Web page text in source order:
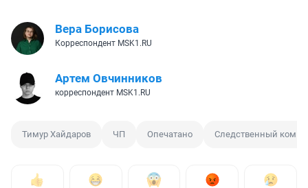
Вера Борисова
Корреспондент MSK1.RU
Артем Овчинников
корреспондент MSK1.RU
Тимур Хайдаров ЧП Опечатано Следственный